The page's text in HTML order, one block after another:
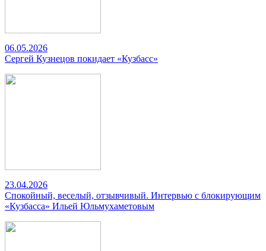
06.05.2026
Сергей Кузнецов покидает «Кузбасс»
23.04.2026
Спокойный, веселый, отзывчивый. Интервью с блокирующим
«Кузбасса» Ильей Юльмухаметовым